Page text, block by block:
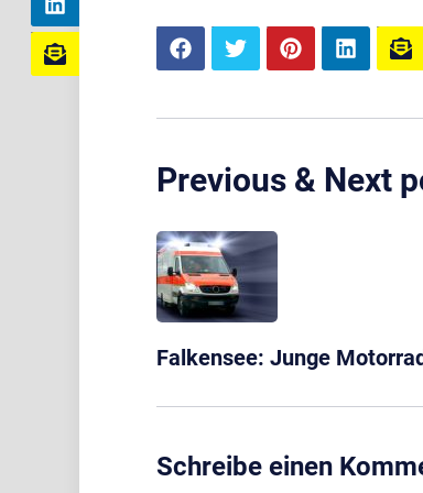
Previous & Next
Falkensee: Junge
Schreibe einen